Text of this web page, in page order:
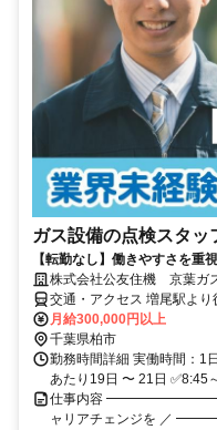
ガス設備の点検スタッ
【転勤なし】働きやすさを重
株式会社公友住機 京葉ガ
交通・アクセス 増尾駅よ
月給300,000円以上
千葉県柏市
勤務時間詳細 実働時間：1
あたり19日 〜 21日 ✅8:45
仕事内容
ャリアチェンジを